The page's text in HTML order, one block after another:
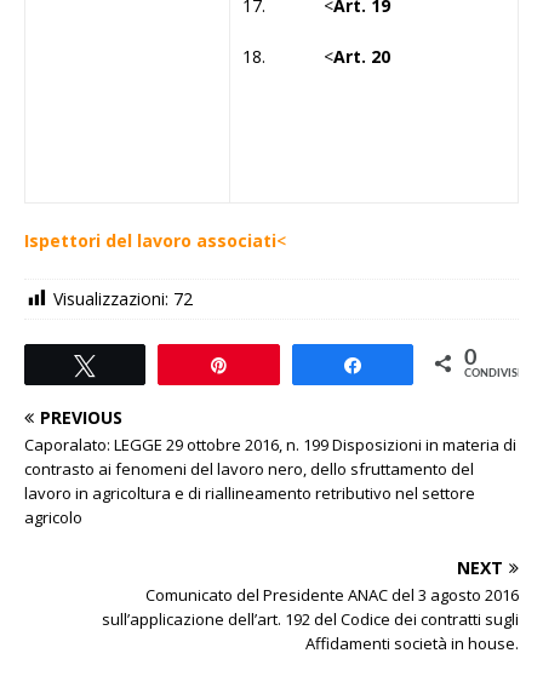
17. <Art. 19
18. <Art. 20
Ispettori del lavoro associati<
Visualizzazioni: 72
0
CONDIVISIONI
PREVIOUS
Caporalato: LEGGE 29 ottobre 2016, n. 199 Disposizioni in materia di
contrasto ai fenomeni del lavoro nero, dello sfruttamento del
lavoro in agricoltura e di riallineamento retributivo nel settore
agricolo
NEXT
Comunicato del Presidente ANAC del 3 agosto 2016
sull’applicazione dell’art. 192 del Codice dei contratti sugli
Affidamenti società in house.